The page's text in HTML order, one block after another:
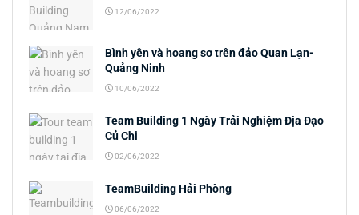
12/06/2022
Bình yên và hoang sơ trên đảo Quan Lạn-
Quảng Ninh
10/06/2022
Team Building 1 Ngày Trải Nghiệm Địa Đạo
Củ Chi
02/06/2022
TeamBuilding Hải Phòng
06/06/2022